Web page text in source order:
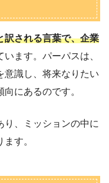
訳される言葉で、企業
ます。パーパスは、
意識し、将来なりたい
にあるのです。
り、ミッションの中に
す。